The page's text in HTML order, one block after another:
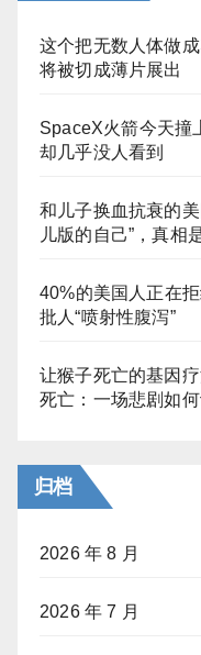
这个把无数人体做
将被切成薄片展出
SpaceX火箭今天撞
却几乎没人看到
和儿子换血抗衰的
儿版的自己”，真
40%的美国人正在
批人“喷射性腹泻”
让猴子死亡的基因
死亡：一场悲剧如
归档
2026 年 8 月
2026 年 7 月